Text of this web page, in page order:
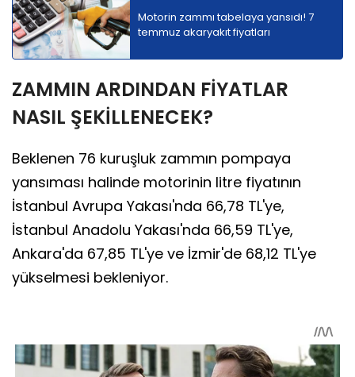
Motorin zammı tabelaya yansıdı! 7
temmuz akaryakıt fiyatları
ZAMMIN ARDINDAN FİYATLAR
NASIL ŞEKİLLENECEK?
Beklenen 76 kuruşluk zammın pompaya
yansıması halinde motorinin litre fiyatının
İstanbul Avrupa Yakası'nda 66,78 TL'ye,
İstanbul Anadolu Yakası'nda 66,59 TL'ye,
Ankara'da 67,85 TL'ye ve İzmir'de 68,12 TL'ye
yükselmesi bekleniyor.